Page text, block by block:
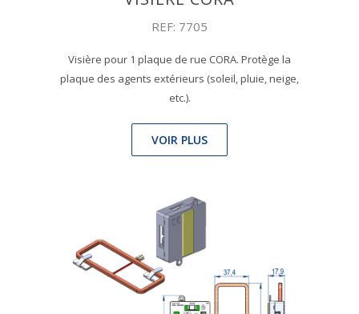
REF: 7705
Visière pour 1 plaque de rue CORA. Protège la
plaque des agents extérieurs (soleil, pluie, neige,
etc.).
VOIR PLUS